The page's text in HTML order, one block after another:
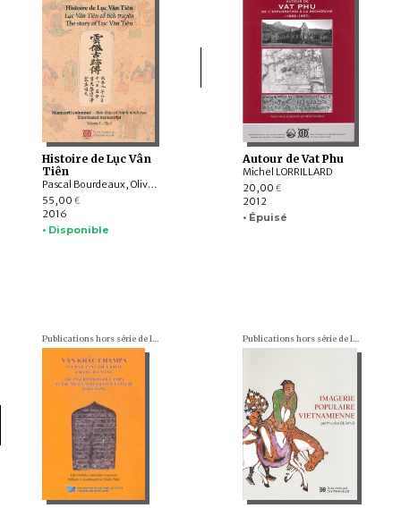
Histoire de Lục Vân
Tiên
Pascal Bourdeaux, Olivier TESSIER
55,00 €
2016
• Disponible
Autour de Vat Phu
Michel LORRILLARD
20,00 €
2012
• Épuisé
Publications hors série de l'École française d'Extrême-Orient Publications hors série de l'École française d'Extrême-Orient